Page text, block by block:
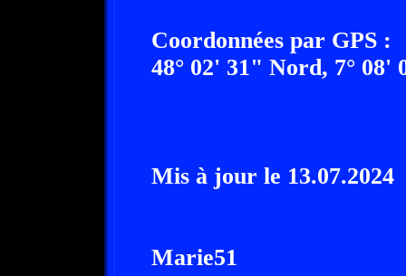
Coordonnées par GPS :
48° 02' 31" Nord, 7° 08'
Mis à jour le 13.07.2024
Marie51